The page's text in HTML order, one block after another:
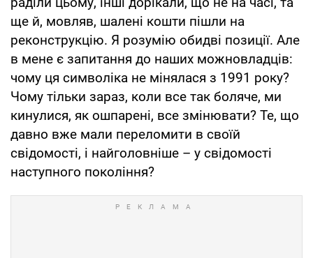
ще й, мовляв, шалені кошти пішли на
реконструкцію. Я розумію обидві позиції. Але
в мене є запитання до наших можновладців:
чому ця символіка не мінялася з 1991 року?
Чому тільки зараз, коли все так боляче, ми
кинулися, як ошпарені, все змінювати? Те, що
давно вже мали переломити в своїй
свідомості, і найголовніше – у свідомості
наступного покоління?